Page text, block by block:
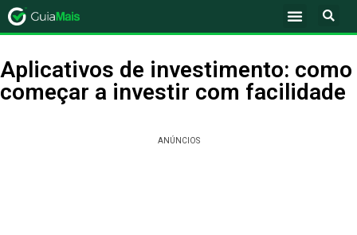
Aplicativos de investimento: como
começar a investir com facilidade
ANÚNCIOS